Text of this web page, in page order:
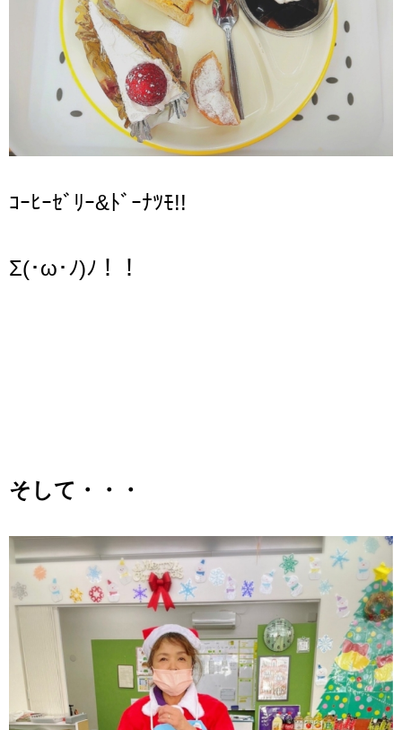
ｺｰﾋｰｾﾞﾘｰ&ﾄﾞｰﾅﾂﾓ!!
Σ(･ω･ﾉ)ﾉ！！
そして・・・